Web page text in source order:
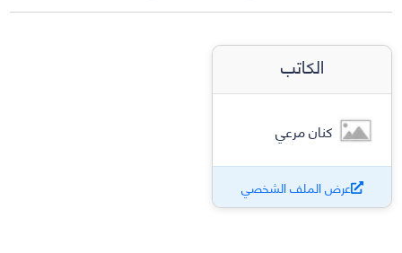
الكاتب
كنان مرعي
عرض الملف الشخصي